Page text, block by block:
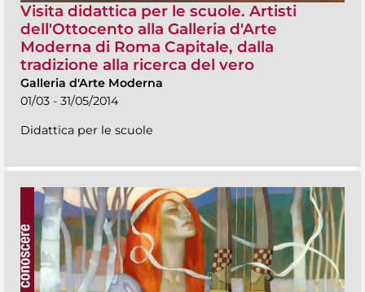
Visita didattica per le scuole. Artisti
dell'Ottocento alla Galleria d'Arte
Moderna di Roma Capitale, dalla
tradizione alla ricerca del vero
Galleria d'Arte Moderna
01/03 - 31/05/2014
Didattica per le scuole